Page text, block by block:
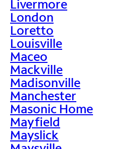
Livermore
London
Loretto
Louisville
Maceo
Mackville
Madisonville
Manchester
Masonic Home
Mayfield
Mayslick